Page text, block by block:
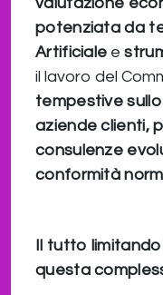
potenziata da
Artificiale e
il lavoro del
tempestive
aziende clienti,
consulenze
conformità
Il tutto
questa